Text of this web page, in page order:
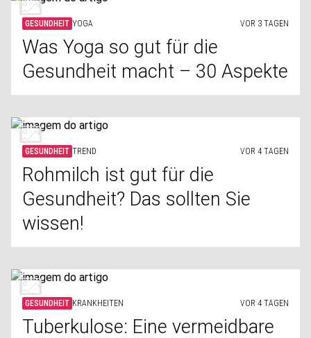
GESUNDHEIT YOGA VOR 3 TAGEN
Was Yoga so gut für die
Gesundheit macht – 30 Aspekte
GESUNDHEIT TREND VOR 4 TAGEN
Rohmilch ist gut für die
Gesundheit? Das sollten Sie
wissen!
GESUNDHEIT KRANKHEITEN VOR 4 TAGEN
Tuberkulose: Eine vermeidbare